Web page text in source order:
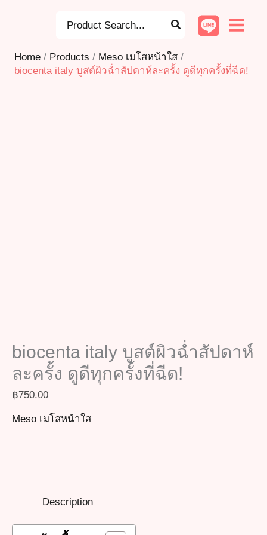
for:
Home Products
Meso เมโสหน้าใส
biocenta italy บูสต์ผิวฉ่ำสัปดาห์ละครั้ง ดูดีทุกครั้งที่ฉีด!
biocenta italy บูสต์ผิวฉ่ำสัปดาห์
ละครั้ง ดูดีทุกครั้งที่ฉีด!
฿750.00
Meso เมโสหน้าใส
Description